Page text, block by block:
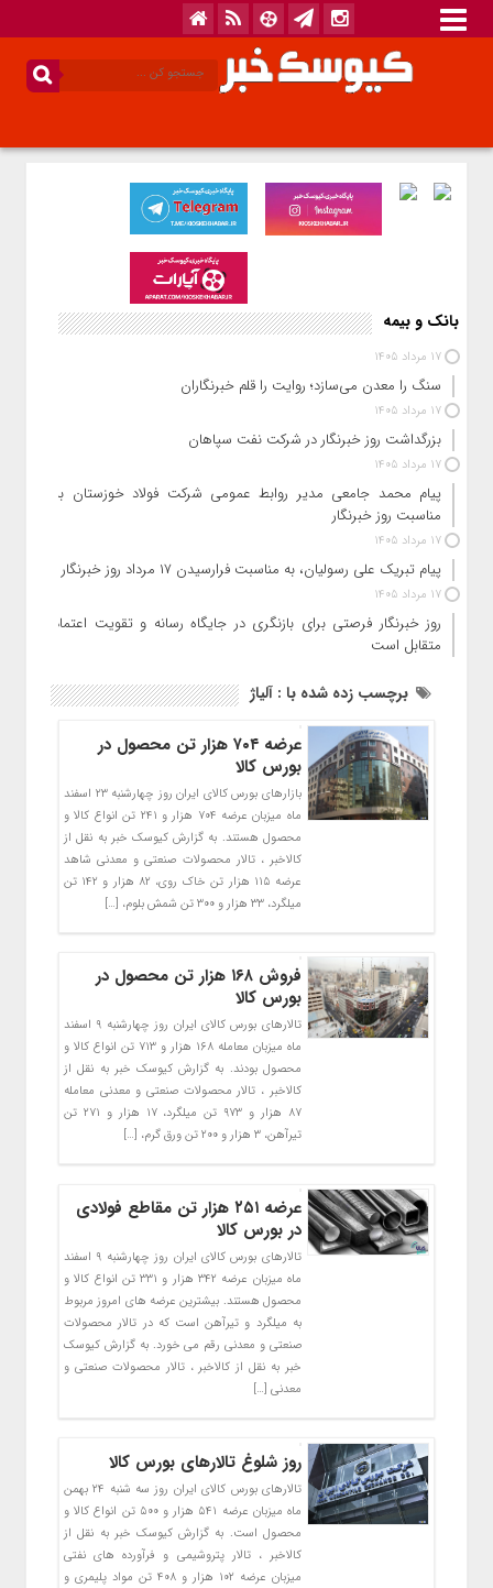
بانک و بیمه
17 مرداد 1405
سنگ را معدن می‌سازد؛ روایت را قلم خبرنگاران
17 مرداد 1405
بزرگداشت روز خبرنگار در شرکت نفت سپاهان
17 مرداد 1405
پیام محمد جامعی مدیر روابط عمومی شرکت فولاد خوزستان به
مناسبت روز خبرنگار
17 مرداد 1405
پیام تبریک علی رسولیان، به مناسبت فرارسیدن ۱۷ مرداد روز خبرنگار
17 مرداد 1405
روز خبرنگار فرصتی برای بازنگری در جایگاه رسانه و تقویت اعتماد
متقابل است
برچسب زده شده با : آلیاژ
عرضه ۷۰۴ هزار تن محصول در
بورس کالا
بازارهای بورس کالای ایران روز چهارشنبه ۲۳ اسفند
ماه میزبان عرضه ۷۰۴ هزار و ۲۴۱ تن انواع کالا و
محصول هستند. به گزارش کیوسک خبر به نقل از
کالاخبر ، تالار محصولات صنعتی و معدنی شاهد
عرضه ۱۱۵ هزار تن خاک روی، ۸۲ هزار و ۱۴۲ تن
میلگرد، ۳۳ هزار و ۳۰۰ تن شمش بلوم، […]
فروش ۱۶۸ هزار تن محصول در
بورس کالا
تالارهای بورس کالای ایران روز چهارشنبه ۹ اسفند
ماه میزبان معامله ۱۶۸ هزار و ۷۱۳ تن انواع کالا و
محصول بودند. به گزارش کیوسک خبر به نقل از
کالاخبر ، تالار محصولات صنعتی و معدنی معامله
۸۷ هزار و ۹۷۳ تن میلگرد، ۱۷ هزار و ۲۷۱ تن
تیرآهن، ۳ هزار و ۲۰۰ تن ورق گرم، […]
عرضه ۲۵۱ هزار تن مقاطع فولادی
در بورس کالا
تالارهای بورس کالای ایران روز چهارشنبه ۹ اسفند
ماه میزبان عرضه ۳۴۲ هزار و ۳۳۱ تن انواع کالا و
محصول هستند. بیشترین عرضه های امروز مربوط
به میلگرد و تیرآهن است که در تالار محصولات
صنعتی و معدنی رقم می خورد. به گزارش کیوسک
خبر به نقل از کالاخبر ، تالار محصولات صنعتی و
معدنی […]
روز شلوغ تالارهای بورس کالا
تالارهای بورس کالای ایران روز سه شنبه ۲۴ بهمن
ماه میزبان عرضه ۵۴۱ هزار و ۵۰۰ تن انواع کالا و
محصول است. به گزارش کیوسک خبر به نقل از
کالاخبر ، تالار پتروشیمی و فرآورده های نفتی
میزبان عرضه ۱۰۲ هزار و ۴۰۸ تن مواد پلیمری و